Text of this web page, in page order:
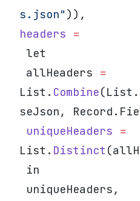
s.json" )),
headers =
let
allHeaders =
List. Combine(List.
seJson,
uniqueHeaders =
List. Distinct
in
uniqueHeaders,